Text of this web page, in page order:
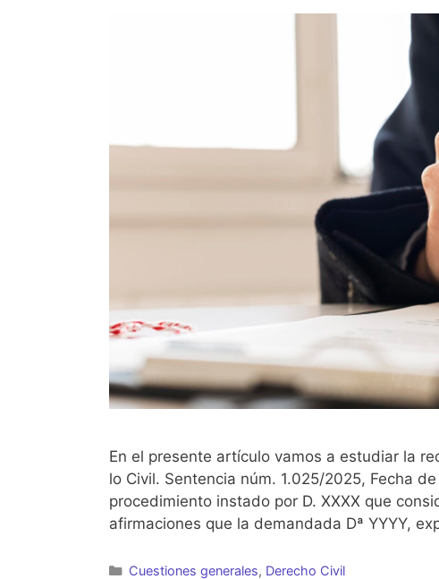
En el presente artículo vamos a estudiar la
lo Civil. Sentencia núm. 1.025/2025, Fecha
procedimiento instado por D. XXXX que
afirmaciones que la demandada Dª YYYY,
Categorías
Cuestiones generales, Derecho Civil